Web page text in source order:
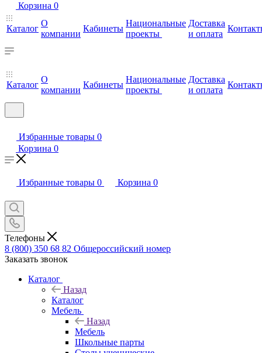
Корзина 0
Каталог
О
компании
Кабинеты
Национальные
проекты
Доставка
и оплата
Каталог
О
компании
Кабинеты
Национальные
проекты
Доставка
и оплата
Избранные товары 0
Корзина 0
Избранные товары 0 Корзина 0
Телефоны
8 (800) 350 68 82 Общероссийский номер
Заказать звонок
Каталог
Назад
Каталог
Мебель
Назад
Мебель
Школьные парты